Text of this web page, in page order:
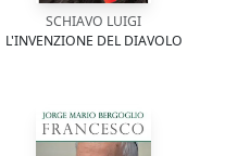
SCHIAVO LUIGI
L'INVENZIONE DEL DIAVOLO